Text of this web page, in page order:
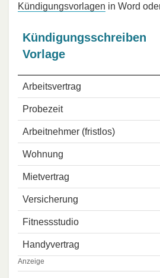
Kündigungsvorlagen in Word
Kündigungsschreiben
Vorlage
Arbeitsvertrag
Probezeit
Arbeitnehmer (fristlos)
Wohnung
Mietvertrag
Versicherung
Fitnessstudio
Handyvertrag
Anzeige